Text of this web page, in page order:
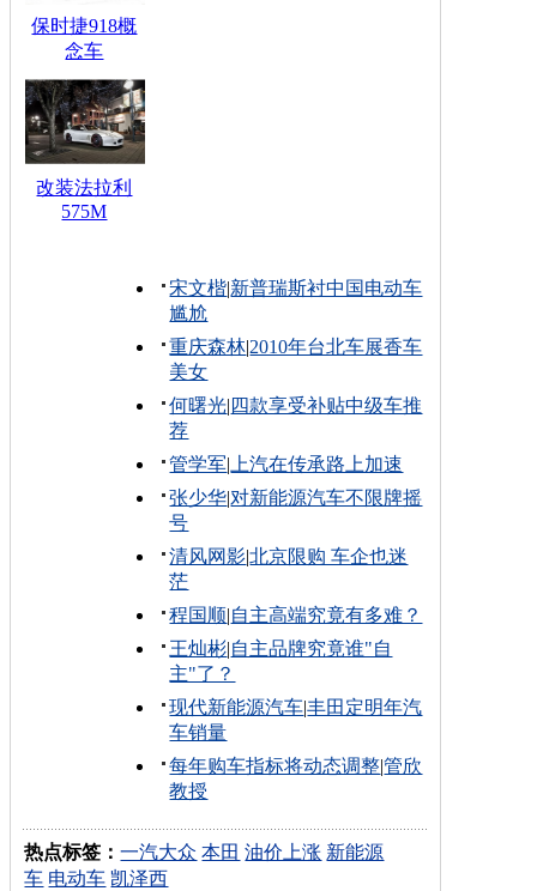
保时捷918概
念车
改装法拉利
575M
宋文楷 新普瑞斯衬中国电动车
尴尬
重庆森林|2010年台北车展香车
美女
何曙光 四款享受补贴中级车推
荐
管学军|上汽在传承路上加速
张少华|对新能源汽车不限牌摇
号
清风网影|北京限购 车企也迷
茫
程国顺 自主高端究竟有多难？
王灿彬 自主品牌究竟谁"自
主"了？
现代新能源汽车|丰田定明年汽
车销量
每年购车指标将动态调整|管欣
教授
热点标签：一汽大众 本田 油价上涨 新能源
车 电动车 凯泽西